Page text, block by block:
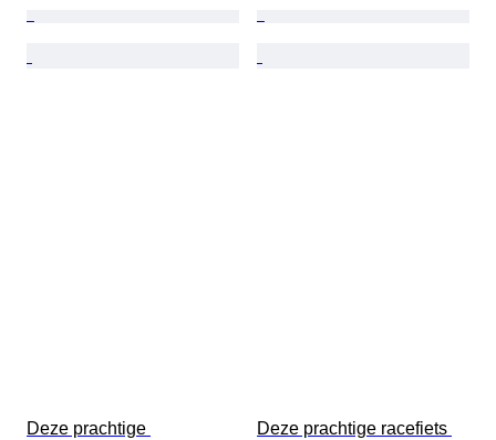
Deze prachtige
Deze prachtige racefiets